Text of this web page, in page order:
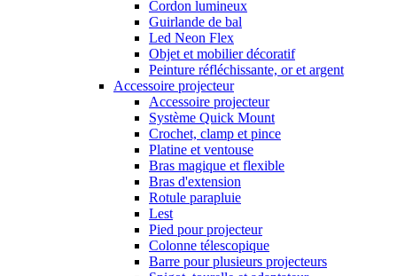
Cordon lumineux
Guirlande de bal
Led Neon Flex
Objet et mobilier décoratif
Peinture réfléchissante, or et argent
Accessoire projecteur
Accessoire projecteur
Système Quick Mount
Crochet, clamp et pince
Platine et ventouse
Bras magique et flexible
Bras d'extension
Rotule parapluie
Lest
Pied pour projecteur
Colonne télescopique
Barre pour plusieurs projecteurs